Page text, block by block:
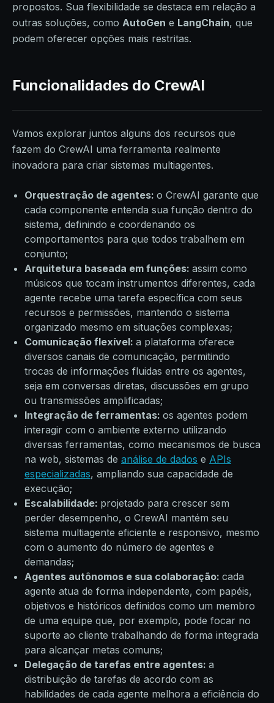
propostos. Sua flexibilidade se destaca em relação a
outras soluções, como AutoGen e LangChain, que
podem oferecer opções mais restritas.
Funcionalidades do CrewAI
Vamos explorar juntos alguns dos recursos que
fazem do CrewAI uma ferramenta realmente
inovadora para criar sistemas multiagentes.
Orquestração de agentes: o CrewAI garante que
cada componente entenda sua função dentro do
sistema, definindo e coordenando os
comportamentos para que todos trabalhem em
conjunto;
Arquitetura baseada em funções: assim como
músicos que tocam instrumentos diferentes, cada
agente recebe uma tarefa específica com seus
recursos e permissões, mantendo o sistema
organizado mesmo em situações complexas;
Comunicação flexível: a plataforma oferece
diversos canais de comunicação, permitindo
trocas de informações fluidas entre os agentes,
seja em conversas diretas, discussões em grupo
ou transmissões amplificadas;
Integração de ferramentas: os agentes podem
interagir com o ambiente externo utilizando
diversas ferramentas, como mecanismos de busca
na web, sistemas de análise de dados e APIs
especializadas, ampliando sua capacidade de
execução;
Escalabilidade: projetado para crescer sem
perder desempenho, o CrewAI mantém seu
sistema multiagente eficiente e responsivo, mesmo
com o aumento do número de agentes e
demandas;
Agentes autônomos e sua colaboração: cada
agente atua de forma independente, com papéis,
objetivos e históricos definidos como um membro
de uma equipe que, por exemplo, pode focar no
suporte ao cliente trabalhando de forma integrada
para alcançar metas comuns;
Delegação de tarefas entre agentes: a
distribuição de tarefas de acordo com as
habilidades de cada agente melhora a eficiência do